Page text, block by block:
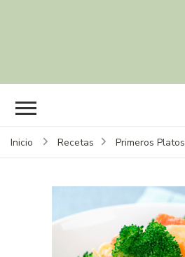
Inicio Recetas Primeros Platos